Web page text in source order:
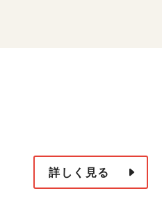
詳しく見る